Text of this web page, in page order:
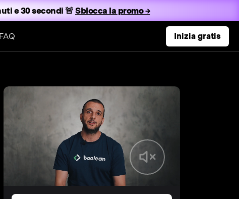
e 29 secondi 🚨 Sblocca la promo →
Inizia gratis